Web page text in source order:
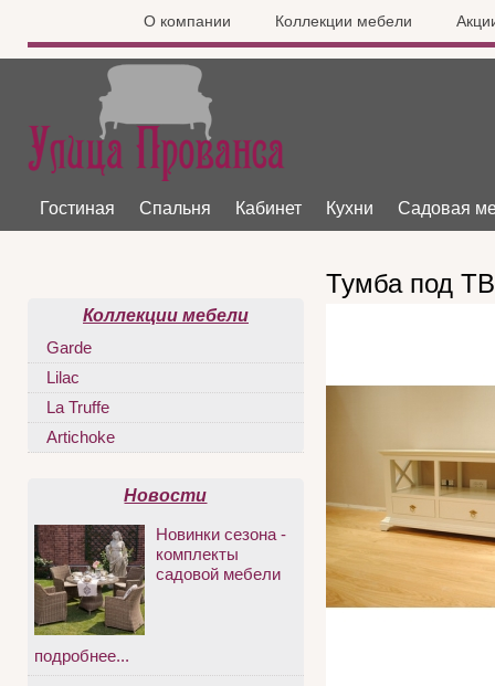
О компании Коллекции мебели
Гостиная Спальня Кабинет Кухни Садовая
Тумба под ТВ
Коллекции мебели
Garde
Lilac
La Truffe
Artichoke
Новости
Новинки сезона -
комплекты
садовой мебели
подробнее...